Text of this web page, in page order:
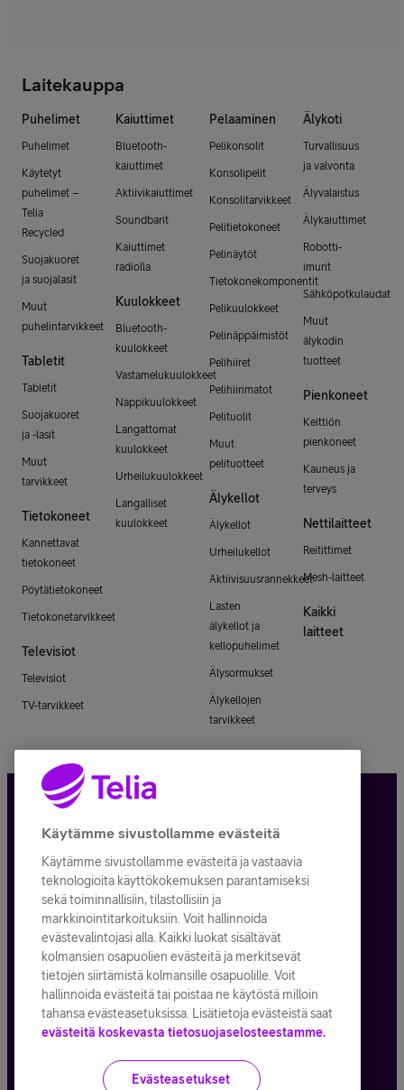
Laitekauppa
Puhelimet
Puhelimet
Käytetyt
puhelimet –
Telia
Recycled
Suojakuoret
ja suojalasit
Muut
puhelintarvikkeet
Tabletit
Tabletit
Suojakuoret
ja -lasit
Muut
tarvikkeet
Tietokoneet
Kannettavat
tietokoneet
Pöytätietokoneet
Tietokonetarvikkeet
Televisiot
Televisiot
TV-tarvikkeet
Kaiuttimet
Bluetooth-
kaiuttimet
Aktiivikaiuttimet
Soundbarit
Kaiuttimet
radiolla
Kuulokkeet
Bluetooth-
kuulokkeet
Vastamelukuulokkeet
Nappikuulokkeet
Langattomat
kuulokkeet
Urheilukuulokkeet
Langalliset
kuulokkeet
Pelaaminen
Pelikonsolit
Konsolipelit
Konsolitarvikkeet
Pelitietokoneet
Pelinäytöt
Tietokonekomponentit
Pelikuulokkeet
Pelinäppäimistöt
Pelihiiret
Pelihiirimatot
Pelituolit
Muut
pelituotteet
Älykellot
Älykellot
Urheilukellot
Aktiivisuusrannekkeet
Lasten
älykellot ja
kellopuhelimet
Älysormukset
Älykellojen
tarvikkeet
Älykoti
Turvallisuus
ja valvonta
Älyvalaistus
Älykaiuttimet
Robotti-
imurit
Sähköpotkulaudat
Muut
älykodin
tuotteet
Pienkoneet
Keittiön
pienkoneet
Kauneus ja
terveys
Nettilaitteet
Reitittimet
Mesh-laitteet
Kaikki
laitteet
Tietosuoja ja -turva
Tilauksen peruuttaminen
Käyttöehdot
Evästeiden käyttö
Toimitusehdot ja palvelukuvaukset
Kaikki hinnat ALV25,5%
Käytämme sivustollamme evästeitä
Käytämme sivustollamme evästeitä ja vastaavia
teknologioita käyttökokemuksen parantamiseksi
sekä toiminnallisiin, tilastollisiin ja
markkinointitarkoituksiin. Voit hallinnoida
evästevalintojasi alla. Kaikki luokat sisältävät
kolmansien osapuolien evästeitä ja merkitsevät
tietojen siirtämistä kolmansille osapuolille. Voit
hallinnoida evästeitä tai poistaa ne käytöstä milloin
tahansa evästeasetuksissa. Lisätietoja evästeistä saat
evästeitä koskevasta tietosuojaselosteestamme.
Evästeasetukset